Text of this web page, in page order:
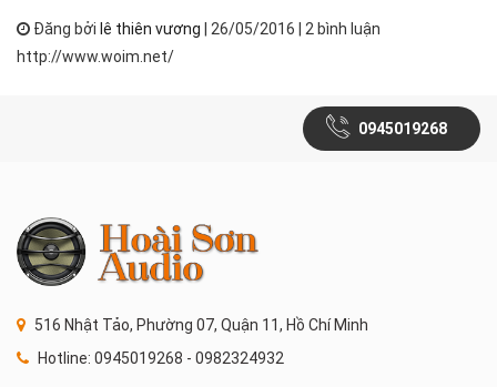
Đăng bởi lê thiên vương | 26/05/2016 | 2 bình luận
http://www.woim.net/
0945019268
516 Nhật Tảo, Phường 07, Quận 11, Hồ Chí Minh
Hotline: 0945019268 - 0982324932